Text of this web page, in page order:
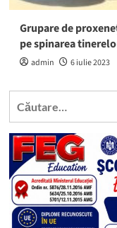
Grupare de
pe spinarea
admin 6 iulie 2023